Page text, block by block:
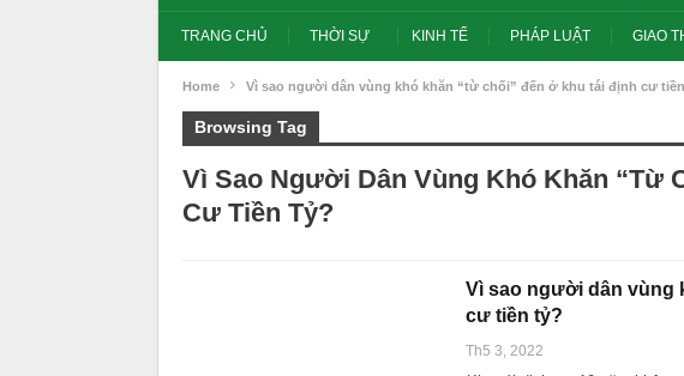
TRANG CHỦ THỜI SỰ KINH TẾ PHÁP LUẬT GIAO
Home Vì sao người dân vùng khó khăn “từ chối” đến ở khu tái định cư
Browsing Tag
Vì Sao Người Dân Vùng Khó Khăn “từ
Cư Tiền Tỷ?
Vì sao người dân vùng
cư tiền tỷ?
Th5 3, 2022
Tổng Bí thư, Chủ tịch nước yêu cầu thay